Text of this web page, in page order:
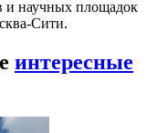
и научных площадок
Сити.
интересные